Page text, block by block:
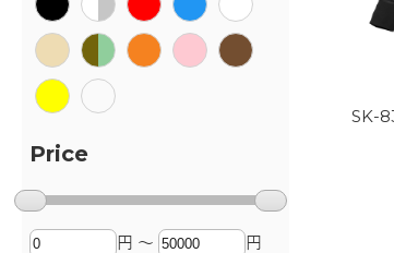
Price
円 ～ 円
SK-